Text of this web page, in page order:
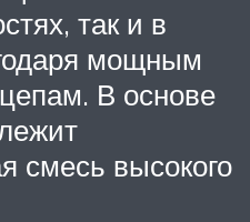
так и в
мощным
В основе
смесь высокого